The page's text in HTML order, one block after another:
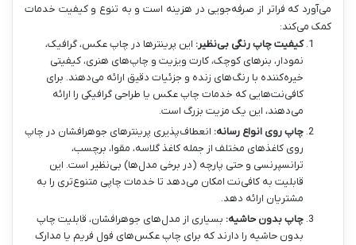
می‌آورد که فراتر از صرفه‌جویی در هزینه است و به تنوع و کیفیت خدمات
کمک می‌کند:
کیفیت چاپ رنگی بی‌نظیر: این پرینترها در چاپ عکس، گرافیک،
نمودار، بنرهای کوچک، کارت ویزیت و چاپ‌های هنری، کیفیتی
خیره‌کننده با رنگ‌های زنده و جزئیات دقیق ارائه می‌دهند. برای
کافی‌نت‌هایی که خدمات چاپ عکس یا طراحی گرافیکی را ارائه
می‌دهند، این یک مزیت بزرگ است.
چاپ روی انواع رسانه: انعطاف‌پذیری پرینترهای جوهرافشان در چاپ
روی کاغذهای مختلف از جمله کاغذ گلاسه، مقوا، برچسب،
ترانسپرنسی و حتی پارچه (در برخی مدل‌ها) بی‌نظیر است. این
قابلیت به کافی‌نت امکان می‌دهد تا خدمات چاپی متنوع‌تری را به
مشتریان ارائه دهد.
چاپ بدون حاشیه: بسیاری از مدل‌های جوهرافشان، قابلیت چاپ
بدون حاشیه را دارند که برای چاپ عکس‌های فول فریم یا مدارک